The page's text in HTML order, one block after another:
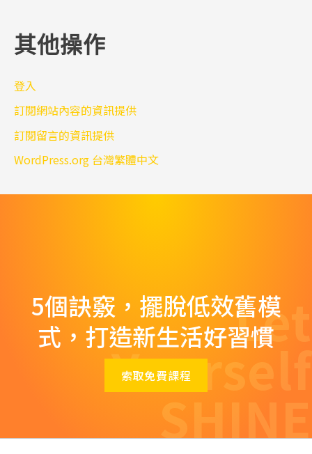
其他操作
登入
訂閱網站內容的資訊提供
訂閱留言的資訊提供
WordPress.org 台灣繁體中文
5個訣竅，擺脫低效舊模
式，打造新生活好習慣
索取免費課程
Let
Yourself
SHINE